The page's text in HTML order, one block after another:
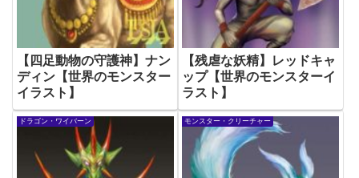
【四足動物の守護神】ナン
ディン【世界のモンスター
イラスト】
【残虐な妖精】レッドキャ
ップ【世界のモンスターイ
ラスト】
ドラゴン・ワイバーン モンスター・クリーチャー